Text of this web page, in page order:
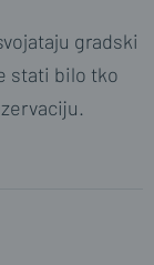
gradski
stati bilo tko